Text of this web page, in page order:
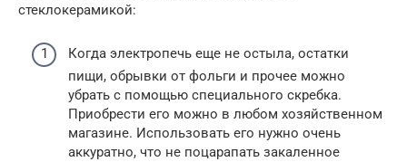
стеклокерамикой:
Когда электропечь еще не остыла, остатки
пищи, обрывки от фольги и прочее можно
убрать с помощью специального скребка.
Приобрести его можно в любом хозяйственном
магазине. Использовать его нужно очень
аккуратно, что не поцарапать закаленное